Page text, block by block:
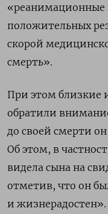
положительных
скорой
смерть».
При этом близкие
обратили
до своей смерти
Об этом, в
видела сына на
отметив, что он
и жизнерадостен».